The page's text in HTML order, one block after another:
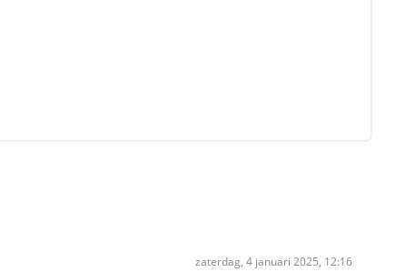
zaterdag, 4 januari 2025, 12:16